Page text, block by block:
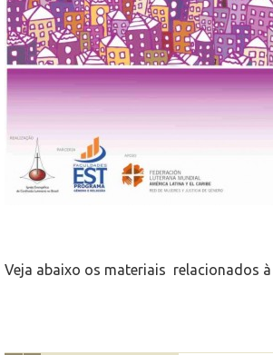
Veja abaixo os materiais relacionados à